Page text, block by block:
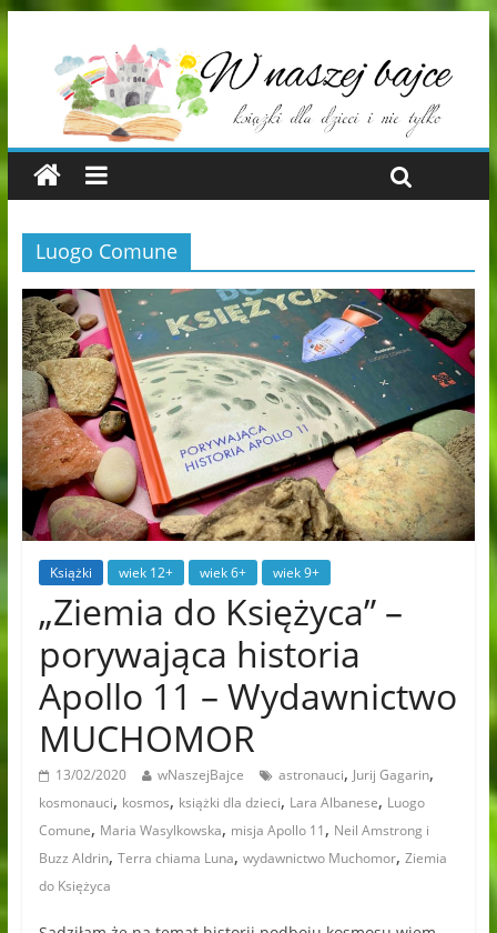
Luogo Comune
Książki wiek 12+ wiek 6+ wiek 9+
„Ziemia do Księżyca” –
porywająca historia
Apollo 11 – Wydawnictwo
MUCHOMOR
13/02/2020 wNaszejBajce astronauci, Jurij Gagarin,
kosmonauci, kosmos, książki dla dzieci, Lara Albanese, Luogo
Comune, Maria Wasylkowska, misja Apollo 11 , Neil Amstrong i
Buzz Aldrin, Terra chiama Luna, wydawnictwo Muchomor, Ziemia
do Księżyca